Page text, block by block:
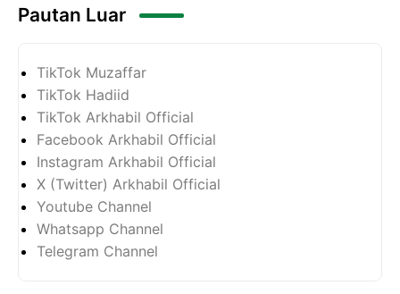
Pautan Luar
TikTok Muzaffar
TikTok Hadiid
TikTok Arkhabil Official
Facebook Arkhabil Official
Instagram Arkhabil Official
X (Twitter) Arkhabil Official
Youtube Channel
Whatsapp Channel
Telegram Channel